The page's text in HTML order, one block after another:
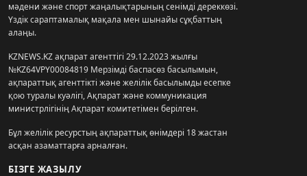
мәдени және спорт жаңалықтарының сенімді дереккөзі.
Үздік сараптамалық мақала мен шынайы сұқбаттың
алаңы.
KZNEWS.KZ ақпарат агенттігі 29.12.2023 жылғы
№KZ64VPY00084819 Мерзімді баспасөз басылымын,
ақпараттық агенттікті және желілік басылымды есепке
қою туралы куәлігі, Ақпарат және коммуникация
министрлігінің Ақпарат комитетімен берілген.
Бұл желілік ресурстың ақпараттық өнімдері 18 жастан
асқан азаматтарға арналған.
БІЗГЕ ЖАЗЫЛУ